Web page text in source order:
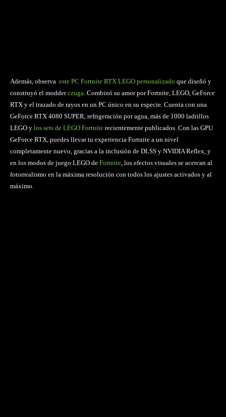
Además, observa este PC Fortnite RTX LEGO personalizado que diseñó y
construyó el modderczuga. Combinó su amor por Fortnite, LEGO, GeForce
RTX y el trazado de rayos en un PC único en su especie. Cuenta con una
GeForce RTX 4080 SUPER, refrigeración por agua, más de 1000 ladrillos
LEGO y los sets de LEGO Fortnite recientemente publicados. Con las GPU
GeForce RTX, puedes llevar tu experiencia Fortnite a un nivel
completamente nuevo, gracias a la inclusión de DLSS y NVIDIA Reflex, y
en los modos de juego LEGO de Fortnite, los efectos visuales se acercan al
fotorrealismo en la máxima resolución con todos los ajustes activados y al
máximo.